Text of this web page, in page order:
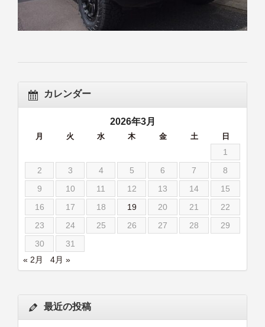
カレンダー
2026年3月
月 火 水 木 金 土 日
1
2
3 4 5 6 7
8
9
10 11 12 13 14
15
16
17 18 19 20 21
22
23
24 25 26 27 28
29
30
31
« 2月
4月 »
最近の投稿